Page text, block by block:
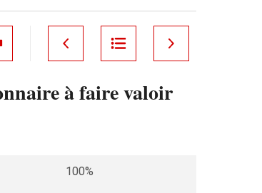
à faire valoir
100%